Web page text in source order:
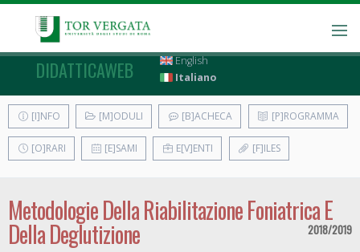
DIDATTICAWEB
English
Italiano
[I]NFO [M]ODULI [B]ACHECA [P]ROGRAMMA
[O]RARI [E]SAMI E[V]ENTI [F]ILES
Metodologie Della Riabilitazione Foniatrica E
Della Deglutizione 2018/2019